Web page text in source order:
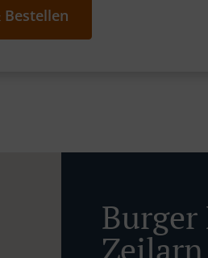
Bestellen